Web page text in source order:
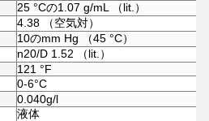
25 °Cの1.07 g/mL （lit.）
4.38 （空気対）
10のmm Hg （45 °C）
n20/D 1.52 （lit.）
121 °F
0-6°C
0.040g/l
液体